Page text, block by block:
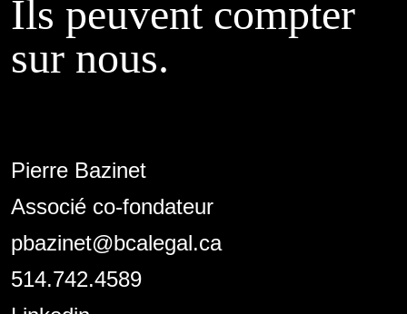
Ils peuvent compter
sur nous.
Pierre Bazinet
Associé co-fondateur
pbazinet@bcalegal.ca
514.742.4589